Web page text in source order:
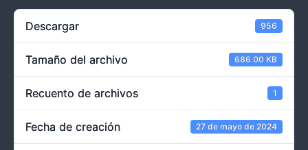
Descargar 956
Tamaño del archivo 686.00 KB
Recuento de archivos 1
Fecha de creación 27 de mayo de 2024